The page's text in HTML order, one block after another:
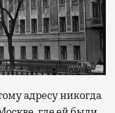
адресу никогда